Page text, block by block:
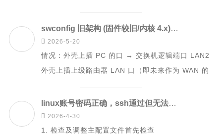
swconfig 旧架构 (固件较旧/内核 4.x)调整VLAN
 2026-5-20
情况：外壳上插 PC 的口 → 交换机逻辑端口 LAN2
外壳上插上级路由器 LAN 口（即未来作为 WAN 的
linux账号密码正确，ssh通过但无法远程问题解决
 2026-4-30
1. 检查及调整主配置文件首先检查
归档